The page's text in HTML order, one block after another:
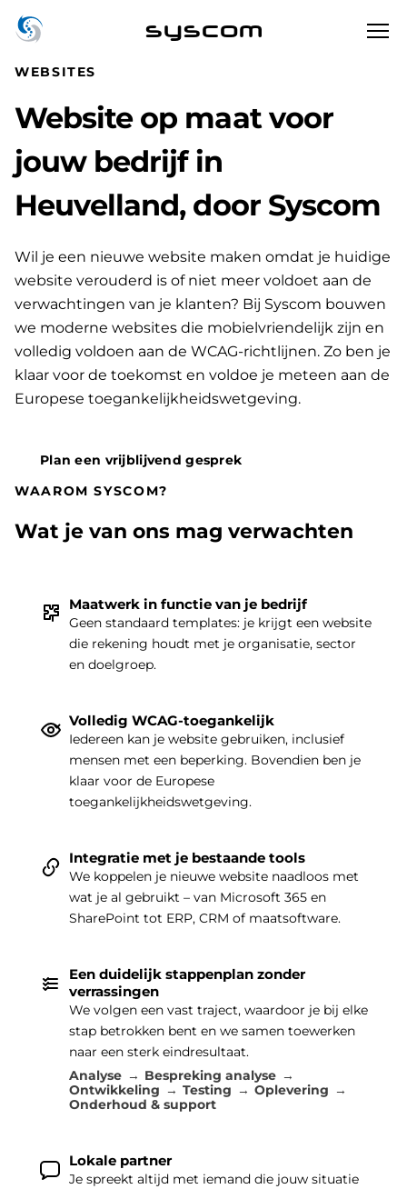
syscom
|
WEBSITES
Website op maat voor
jouw bedrijf in
Heuvelland, door Syscom
Wil je een nieuwe website maken omdat je huidige
website verouderd is of niet meer voldoet aan de
verwachtingen van je klanten? Bij Syscom bouwen
we moderne websites die mobielvriendelijk zijn en
volledig voldoen aan de WCAG-richtlijnen. Zo ben je
klaar voor de toekomst en voldoe je meteen aan de
Europese toegankelijkheidswetgeving.
Plan een vrijblijvend gesprek
WAAROM SYSCOM?
Wat je van ons mag verwachten
Maatwerk in functie van je bedrijf
Geen standaard templates: je krijgt een website
die rekening houdt met je organisatie, sector
en doelgroep.
Volledig WCAG-toegankelijk
Iedereen kan je website gebruiken, inclusief
mensen met een beperking. Bovendien ben je
klaar voor de Europese
toegankelijkheidswetgeving.
Integratie met je bestaande tools
We koppelen je nieuwe website naadloos met
wat je al gebruikt – van Microsoft 365 en
SharePoint tot ERP, CRM of maatsoftware.
Een duidelijk stappenplan zonder
verrassingen
We volgen een vast traject, waardoor je bij elke
stap betrokken bent en we samen toewerken
naar een sterk eindresultaat.
Analyse
Bespreking analyse
Ontwikkeling
Testing
Oplevering
Onderhoud & support
Lokale partner
Je spreekt altijd met iemand die jouw situatie